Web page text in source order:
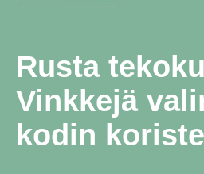
Rusta
Vinkkejä
kodin